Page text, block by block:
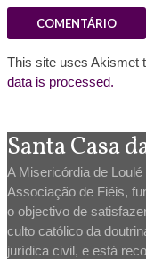
This site uses Akismet
data is processed.
Santa Casa
A Misericórdia de
Associação de Fiéis,
o objectivo de
culto católico da
jurídica civil, e está